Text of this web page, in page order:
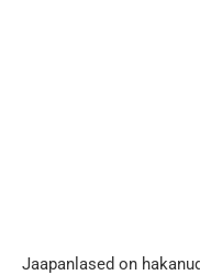
Jaapanlased on